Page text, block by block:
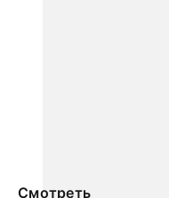
Смотреть